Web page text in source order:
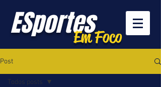
ESportesEm Foco
Post
Todos posts